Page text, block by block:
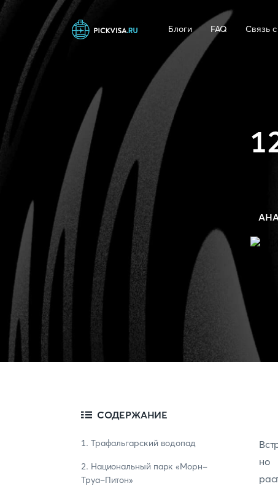
Блоги FAQ Связь
СОДЕРЖАНИЕ
1. Трафальгарский водопад
2. Национальный парк «Морн-
Труа-Питон»
но